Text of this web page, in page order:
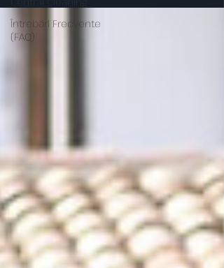
Întrebări Frecvente
(FAQ)